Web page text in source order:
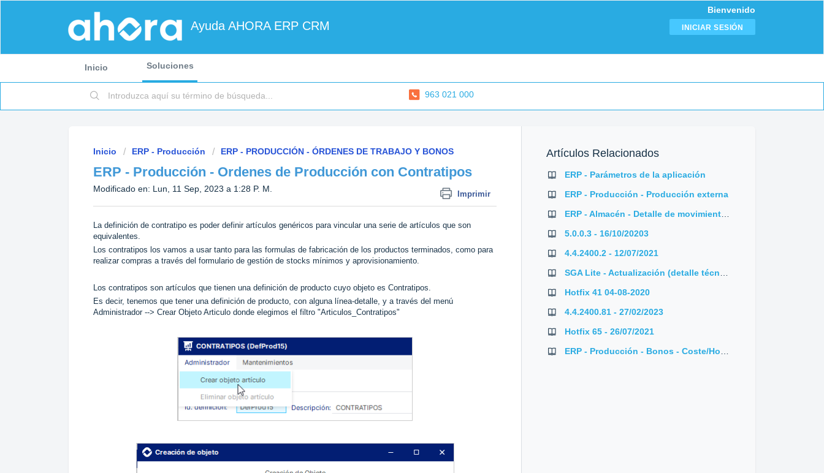
Ayuda AHORA ERP CRM
Bienvenido
INICIAR SESIÓN
Inicio Soluciones
963 021 000
Inicio ERP - Producción ERP - PRODUCCIÓN - ÓRDENES DE TRABAJO Y BONOS
ERP - Producción - Ordenes de Producción con Contratipos
Imprimir
Modificado en: Lun, 11 Sep, 2023 a 1:28 P. M.
La definición de contratipo es poder definir artículos genéricos para vincular una serie de artículos que son
equivalentes.
Los contratipos los vamos a usar tanto para las formulas de fabricación de los productos terminados, como para
realizar compras a través del formulario de gestión de stocks mínimos y aprovisionamiento.
Los contratipos son artículos que tienen una definición de producto cuyo objeto es Contratipos.
Es decir, tenemos que tener una definición de producto, con alguna línea-detalle, y a través del menú
Administrador --> Crear Objeto Articulo donde elegimos el filtro "Articulos_Contratipos"
Artículos Relacionados
ERP - Parámetros de la aplicación
ERP - Producción - Producción externa
5.0.0.3 - 16/10/20203
4.4.2400.2 - 12/07/2021
Hotfix 41 04-08-2020
4.4.2400.81 - 27/02/2023
Hotfix 65 - 26/07/2021